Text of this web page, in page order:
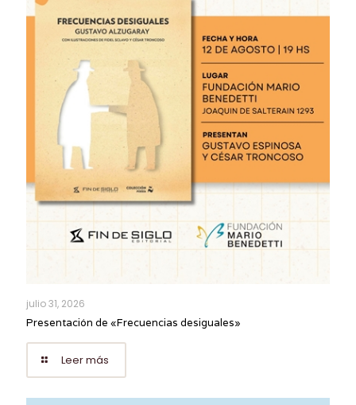
julio 31, 2026
Presentación de «Frecuencias desiguales»
Leer más